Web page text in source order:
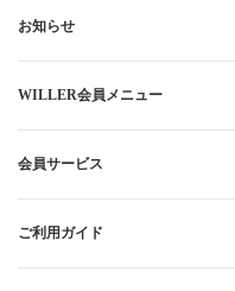
お知らせ
WILLER会員メニュー
会員サービス
ご利用ガイド